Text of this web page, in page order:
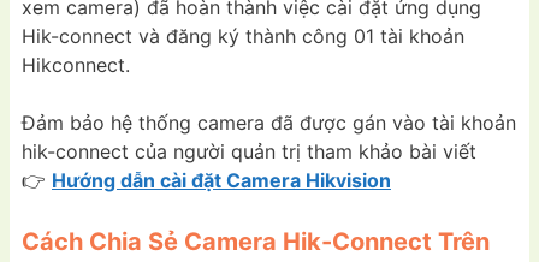
xem camera) đã hoàn thành việc cài đặt ứng dụng
Hik-connect và đăng ký thành công 01 tài khoản
Hikconnect.
Đảm bảo hệ thống camera đã được gán vào tài khoản
hik-connect của người quản trị tham khảo bài viết
👉 Hướng dẫn cài đặt Camera Hikvision
Cách Chia Sẻ Camera Hik-Connect Trên